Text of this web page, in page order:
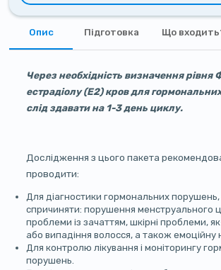
Опис Підготовка Що
Через необхідність визначення рівня
естрадіолу (E2) кров для
слід здавати на 1-3 день циклу.
Дослідження з цього пакета
проводити:
Для діагностики гормональних порушень,
спричиняти: порушення менструального
проблеми із зачаттям, шкірні проблеми,
або випадіння волосся, а також емоційну
Для контролю лікування і моніторингу
порушень.